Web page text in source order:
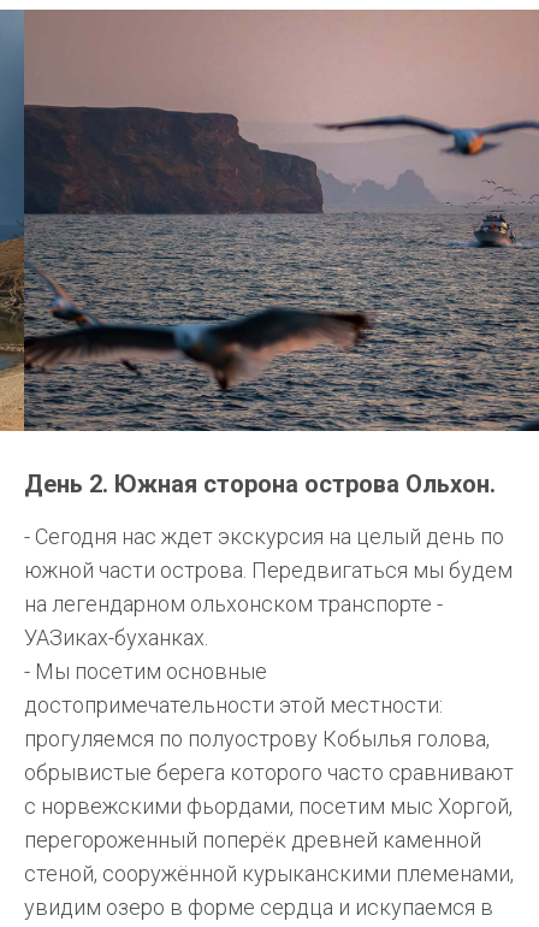
День 2. Южная сторона острова Ольхон.
- Сегодня нас ждет экскурсия на целый день по
южной части острова. Передвигаться мы будем
на легендарном ольхонском транспорте -
УАЗиках-буханках.
- Мы посетим основные
достопримечательности этой местности:
прогуляемся по полуострову Кобылья голова,
обрывистые берега которого часто сравнивают
с норвежскими фьордами, посетим мыс Хоргой,
перегороженный поперёк древней каменной
стеной, сооружённой курыканскими племенами,
увидим озеро в форме сердца и искупаемся в